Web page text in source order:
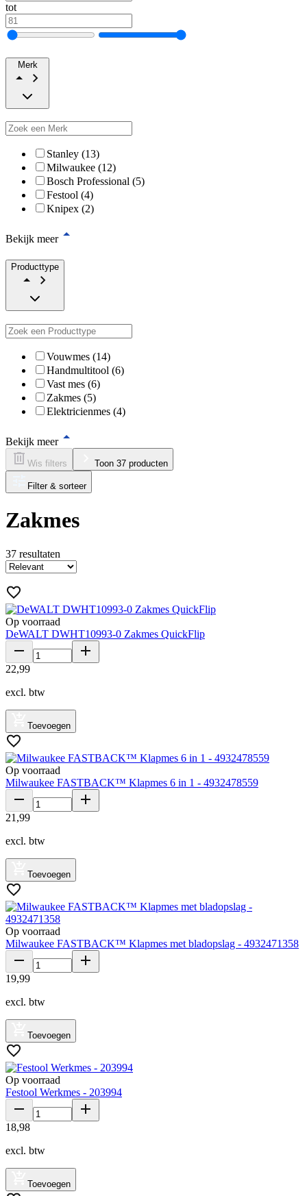
tot
Merk
Stanley (13)
Milwaukee (12)
Bosch Professional (5)
Festool (4)
Knipex (2)
Bekijk meer
Producttype
Vouwmes (14)
Handmultitool (6)
Vast mes (6)
Zakmes (5)
Elektricienmes (4)
Bekijk meer
Wis filters Toon 37 producten
Filter & sorteer
Zakmes
37 resultaten
Op voorraad
DeWALT DWHT10993-0 Zakmes QuickFlip
22,99
excl. btw
Toevoegen
Op voorraad
Milwaukee FASTBACK™ Klapmes 6 in 1 - 4932478559
21 ,99
excl. btw
Toevoegen
Op voorraad
Milwaukee FASTBACK™ Klapmes met bladopslag - 4932471358
19,99
excl. btw
Toevoegen
Op voorraad
Festool Werkmes - 203994
18,98
excl. btw
Toevoegen